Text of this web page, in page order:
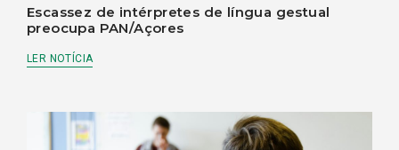
Escassez de intérpretes de língua gestual
preocupa PAN/Açores
LER NOTÍCIA